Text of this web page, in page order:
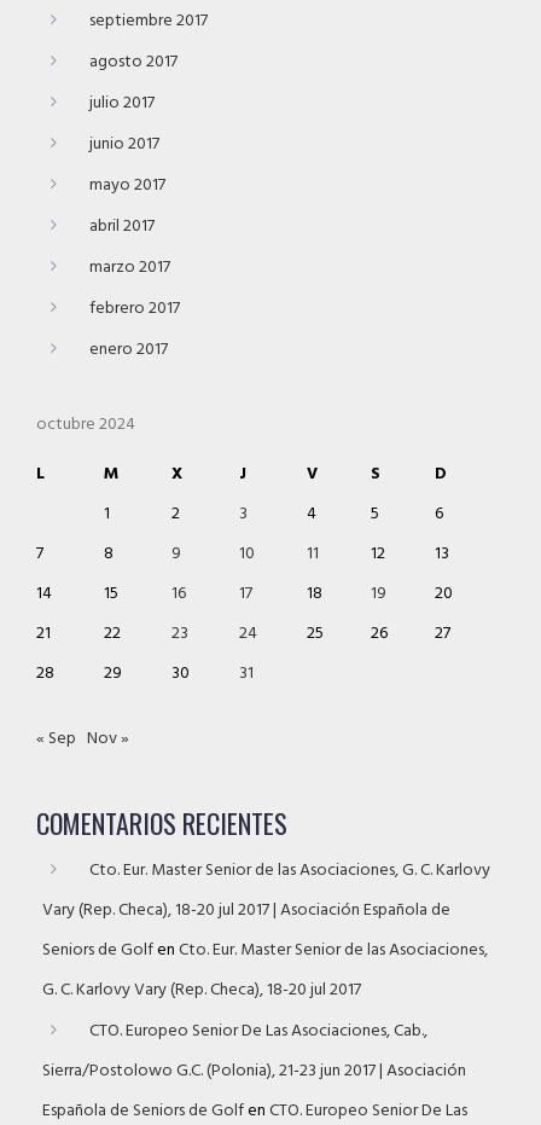
septiembre 2017
agosto 2017
julio 2017
junio 2017
mayo 2017
abril 2017
marzo 2017
febrero 2017
enero 2017
octubre 2024
L
M X J V S
D
1
2 3 4 5
6
7
8 9 10 11 12
13
14
15 16 17 18 19
20
21
22 23 24 25 26
27
28
29 30 31
« Sep Nov »
COMENTARIOS RECIENTES
Cto. Eur. Master Senior de las Asociaciones, G. C. Karlovy
Vary (Rep. Checa), 18-20 jul 2017 | Asociación Española de
Seniors de GolfenCto. Eur. Master Senior de las Asociaciones,
G. C. Karlovy Vary (Rep. Checa), 18-20 jul 2017
CTO. Europeo Senior De Las Asociaciones, Cab.,
Sierra/Postolowo G.C. (Polonia), 21-23 jun 2017 | Asociación
Española de Seniors de GolfenCTO. Europeo Senior De Las